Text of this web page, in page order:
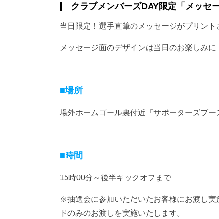
クラブメンバーズDAY限定「メッセ
当日限定！選手直筆のメッセージがプリン
メッセージ面のデザインは当日のお楽しみに
■場所
場外ホームゴール裏付近「サポーターズブ
■時間
15時00分～後半キックオフまで
※抽選会に参加いただいたお客様にお渡し
ドのみのお渡しを実施いたします。